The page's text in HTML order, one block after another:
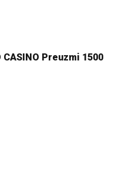
CASINO Preuzmi 1500